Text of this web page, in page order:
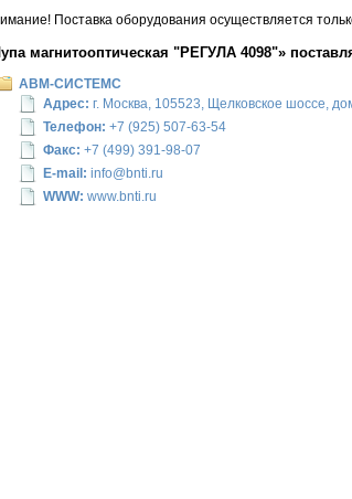
Поставка оборудования осуществляется
магнитооптическая "РЕГУЛА 4098"»
АВМ-СИСТЕМС
Адрес: г. Москва, 105523, Щелковское шоссе,
Телефон: +7 (925) 507-63-54
Факс: +7 (499) 391-98-07
E-mail: info@bnti.ru
WWW: www.bnti.ru